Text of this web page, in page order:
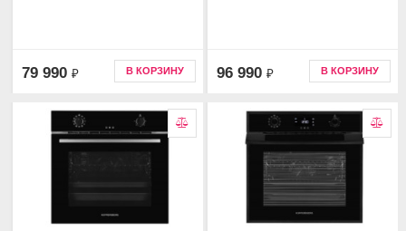
79 990 ₽ В КОРЗИНУ 96 990 ₽ В КОРЗИНУ